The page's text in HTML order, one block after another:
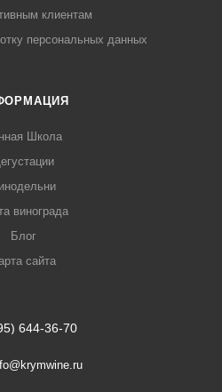
клиентам
персональных данных
Школа
винограда
Блог
сайта
644-36-70